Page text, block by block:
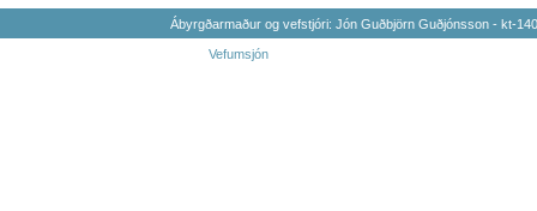
Ábyrgðarmaður og vefstjóri: Jón Guðbjörn Guðjónsson - kt-
Vefumsjón